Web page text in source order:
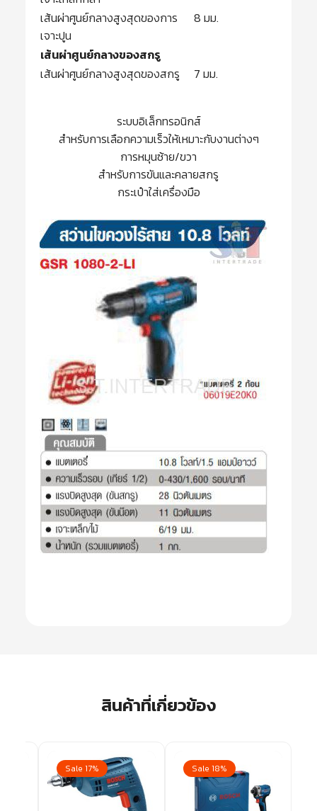
เส้นผ่าศูนย์กลางสูงสุดของการ
เจาะปูน
8 มม.
เส้นผ่าศูนย์กลางของสกรู
เส้นผ่าศูนย์กลางสูงสุดของสกรู
7 มม.
ระบบอิเล็กทรอนิกส์
สำหรับการเลือกความเร็วให้เหมาะกับงานต่างๆ
การหมุนซ้าย/ขวา
สำหรับการขันและคลายสกรู
กระเป๋าใส่เครื่องมือ
สินค้าที่เกี่ยวข้อง
Sale 17% Sale 18%